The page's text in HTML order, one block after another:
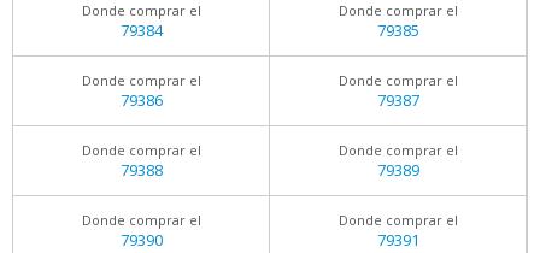
Donde comprar el
79384
Donde comprar el
79385
Donde comprar el
79386
Donde comprar el
79387
Donde comprar el
79388
Donde comprar el
79389
Donde comprar el
79390
Donde comprar el
79391